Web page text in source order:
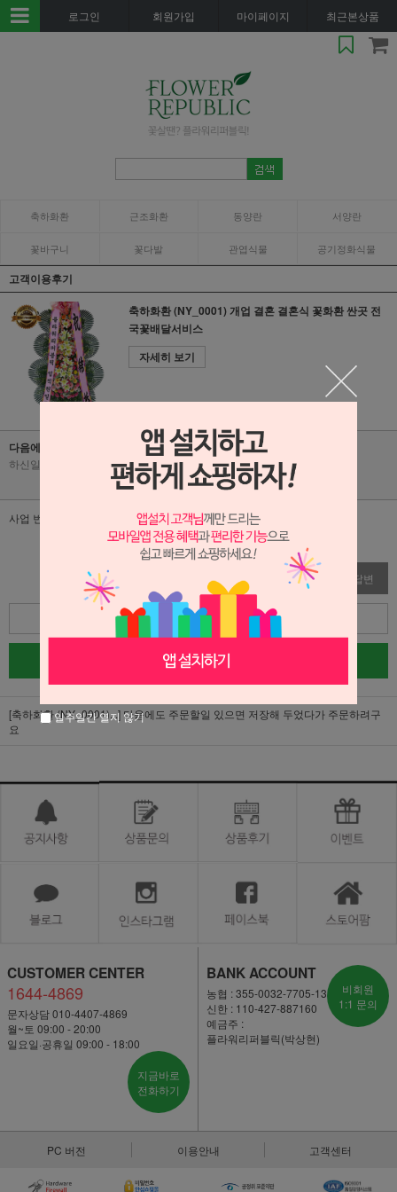
로그인 회원가입 마이페이지 최근본상품
축하화환 근조화환 동양란 서양란
꽃바구니 꽃다발 관엽식물 공기정화식물
고객이용후기
축하화환 (NY_0001) 개업 결혼 결혼식 꽃화환 싼곳 전
국꽃배달서비스
자세히 보기
다음에도 주문할일 있으면 저장해 두었다가 주문하려구요
하신일 2026-06-04 | 조회수 28
사업 번창 하세요👍🏻
삭제 답변
목록
글쓰기
[축하화환 (NY_0001)...] 다음에도 주문할일 있으면 저장해 두었다가 주문하려구
요
CUSTOMER CENTER
1644-4869
문자상담 010-4407-4869
월~토 09:00 - 20:00
일요일·공휴일 09:00 - 18:00
지금바로
전화하기
BANK ACCOUNT
농협 : 355-0032-7705-13
신한 : 110-427-887160
예금주 :
플라워리퍼블릭(박상현)
비회원
1:1 문의
PC 버전 이용안내 고객센터
일주일간 열지 않기